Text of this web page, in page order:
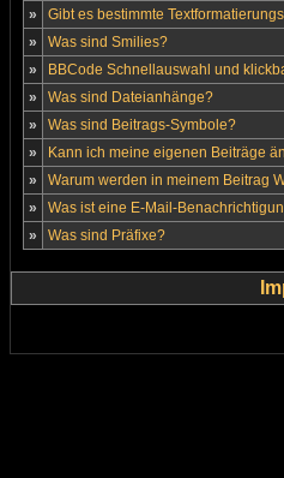
»
Gibt es bestimmte
»
Was sind Smilies?
»
BBCode Schnellauswahl und
»
Was sind Dateianhänge?
»
Was sind Beitrags-Symbole?
»
Kann ich meine eigenen Beiträge
»
Warum werden in meinem Beitrag
»
Was ist eine E-Mail-
»
Was sind Präfixe?